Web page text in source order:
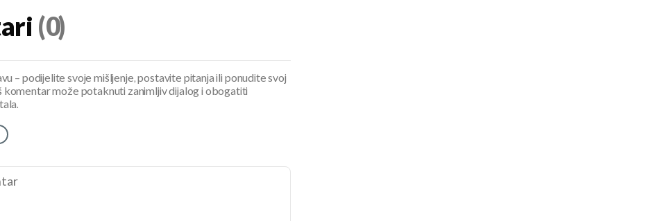
(0)
– podijelite svoje mišljenje, postavite pitanja ili ponudite svoj
komentar može potaknuti zanimljiv dijalog i obogatiti